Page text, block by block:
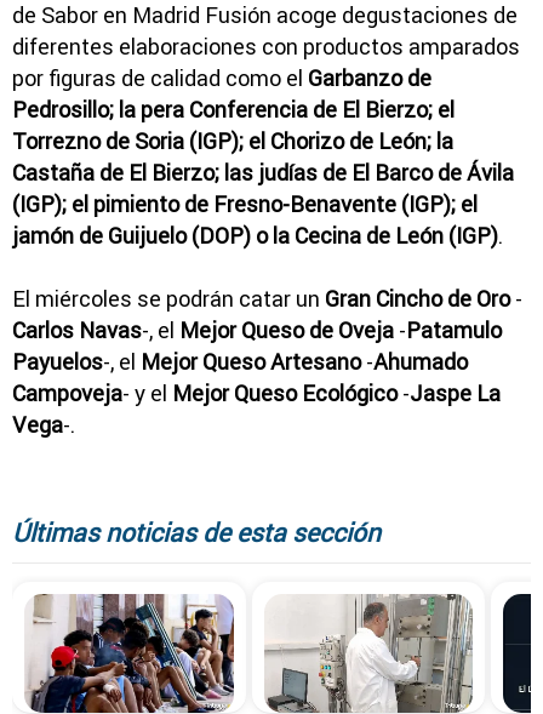
de Sabor en Madrid Fusión acoge degustaciones de
diferentes elaboraciones con productos amparados
por figuras de calidad como el Garbanzo de
Pedrosillo; la pera Conferencia de El Bierzo; el
Torrezno de Soria (IGP); el Chorizo de León; la
Castaña de El Bierzo; las judías de El Barco de Ávila
(IGP); el pimiento de Fresno-Benavente (IGP); el
jamón de Guijuelo (DOP) o la Cecina de León (IGP).
El miércoles se podrán catar un Gran Cincho de Oro-
Carlos Navas-, el Mejor Queso de Oveja -Patamulo
Payuelos-, el Mejor Queso Artesano-Ahumado
Campoveja- y el Mejor Queso Ecológico-Jaspe La
Vega-.
Últimas noticias de esta sección